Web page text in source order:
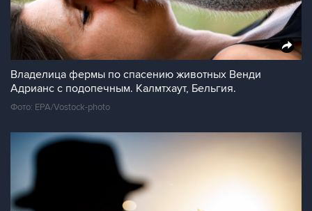
Владелица фермы по спасению животных Венди
Адрианс с подопечным. Калмтхаут, Бельгия.
Фото: EPA/Vostock-photo